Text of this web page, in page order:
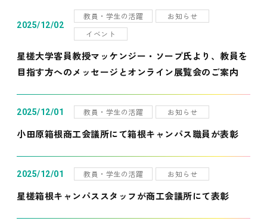
2025/12/02
教員・学生の活躍
お知らせ
イベント
星槎大学客員教授マッケンジー・ソープ氏より、教員を
目指す方へのメッセージとオンライン展覧会のご案内
2025/12/01 教員・学生の活躍 お知らせ
小田原箱根商工会議所にて箱根キャンパス職員が表彰
2025/12/01 教員・学生の活躍 お知らせ
星槎箱根キャンパススタッフが商工会議所にて表彰